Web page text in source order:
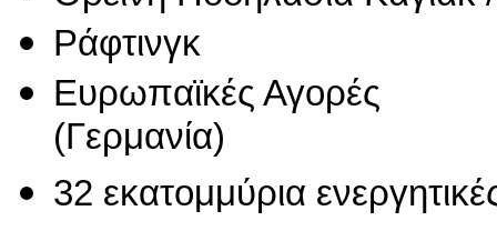
Ράφτινγκ
Ευρωπαϊκές Αγορές
(Γερμανία)
32 εκατομμύρια